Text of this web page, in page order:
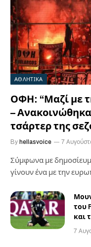
ΑΘΛΗΤΙΚΑ
ΟΦΗ: “Μαζί με
–
τσάρτερ της
By hellasvoice 7
Σύμφωνα με
γίνουν ένα με την
του
και
7